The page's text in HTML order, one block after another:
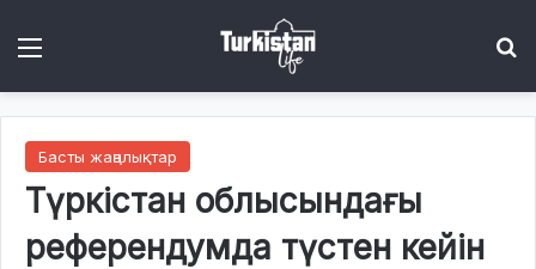
Басты жаңалықтар
Түркістан облысындағы
референдумда түстен кейін